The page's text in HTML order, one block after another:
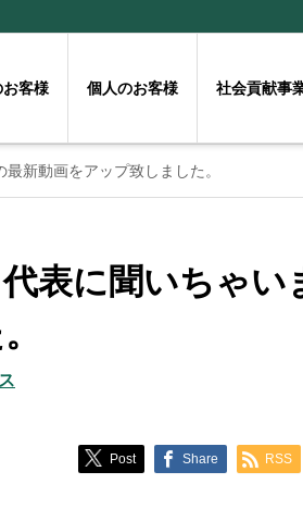
客様 個人のお客様 社会貢献事
新動画をアップ致しました。
代表に聞いちゃ
Post Share RSS